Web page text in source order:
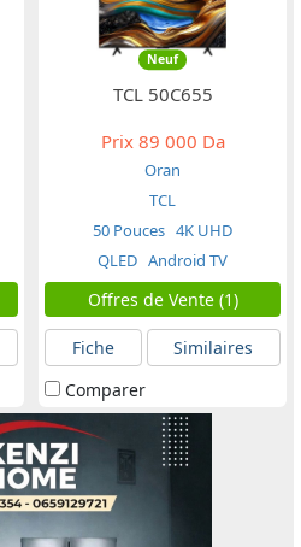
Neuf
TCL 50C655
Prix89 000 Da
Oran
TCL
50 Pouces 4K UHD
QLED Android TV
Offres de Vente (1)
Fiche
Similaires
Comparer